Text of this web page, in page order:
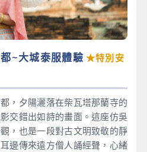
~大城泰服體驗 ★特別安
，夕陽灑落在柴瓦塔那蘭寺的
交錯出如詩的畫面。這座仿吳
，也是一段對古文明致敬的靜
邊傳來遠方僧人誦經聲，心緒